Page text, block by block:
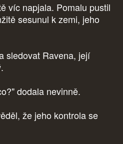
víc napjala. Pomalu pustil
sesunul k zemi, jeho
sledovat Ravena, její
dodala nevinně.
že jeho kontrola se